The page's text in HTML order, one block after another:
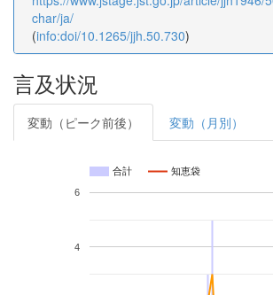
char/ja/
(info:doi/10.1265/jjh.50.730)
言及状況
変動（ピーク前後） 変動（月別）
合計 知恵袋
4
6